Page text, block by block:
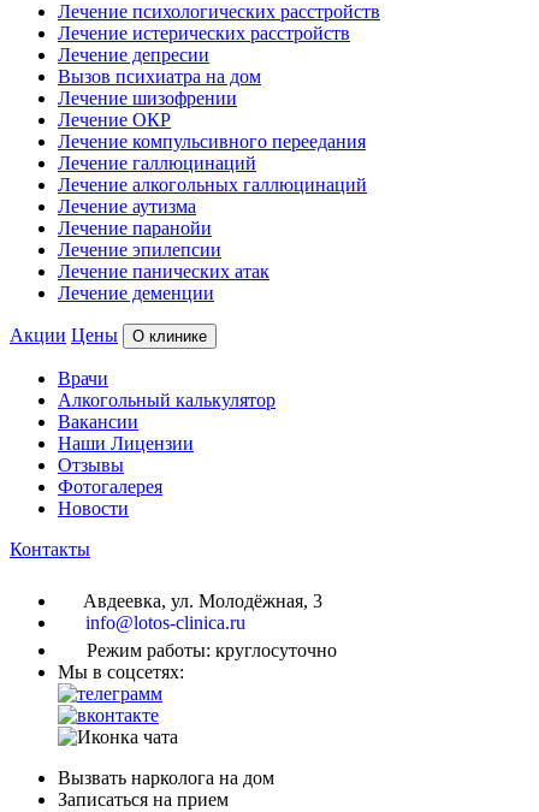
Лечение психологических расстройств
Лечение истерических расстройств
Лечение депресии
Вызов психиатра на дом
Лечение шизофрении
Лечение ОКР
Лечение компульсивного переедания
Лечение галлюцинаций
Лечение алкогольных галлюцинаций
Лечение аутизма
Лечение паранойи
Лечение эпилепсии
Лечение панических атак
Лечение деменции
Акции Цены О клинике
Врачи
Алкогольный калькулятор
Вакансии
Наши Лицензии
Отзывы
Фотогалерея
Новости
Контакты
Авдеевка, ул. Молодёжная, 3
info@lotos-clinica.ru
Режим работы: круглосуточно
Мы в соцсетях:
Вызвать нарколога на дом
Записаться на прием